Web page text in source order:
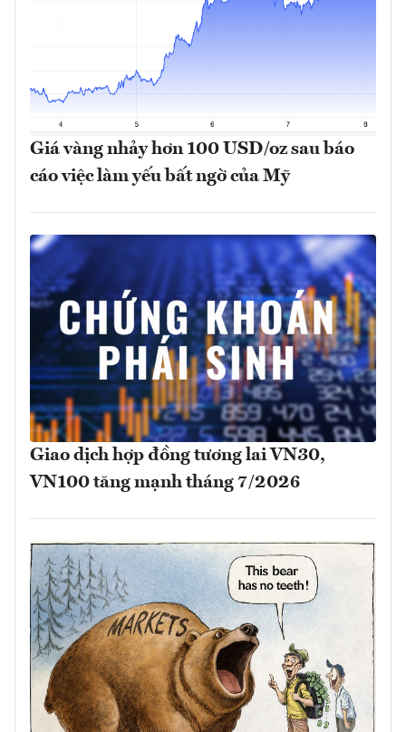
Giá vàng nhảy hơn 100 USD/oz sau báo
cáo việc làm yếu bất ngờ của Mỹ
Giao dịch hợp đồng tương lai VN30,
VN100 tăng mạnh tháng 7/2026